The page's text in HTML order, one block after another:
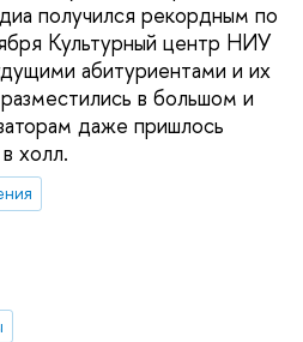
получился рекордным по
Культурный центр НИУ
абитуриентами и их
в большом и
даже пришлось
холл.